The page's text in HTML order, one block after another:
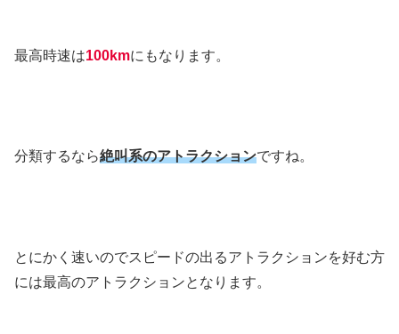
最高時速は100kmにもなります。
分類するなら絶叫系のアトラクションですね。
とにかく速いのでスピードの出るアトラクションを好む方
には最高のアトラクションとなります。